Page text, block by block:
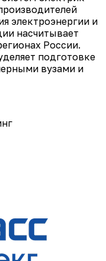
электроэнергии и
насчитывает
России.
подготовке
вузами и